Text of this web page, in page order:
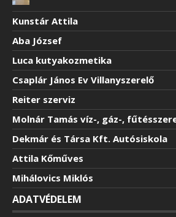
Kunstár Attila
Aba József
Luca kutyakozmetika
Csaplár János Ev Villanyszerelő
Reiter szerviz
Molnár Tamás víz-, gáz-,
Dekmár és Társa Kft. Autósiskola
Attila Kőműves
Mihálovics Miklós
ADATVÉDELEM